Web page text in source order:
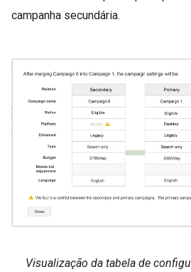
campanha secundária.
Visualização da tabela de